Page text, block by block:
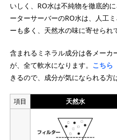
いしく、RO水は不純物を徹底的
ーターサーバーのRO水は、人工
ーも多く、天然水の味に寄せられ
含まれるミネラル成分は各メーカ
が、全て軟水になります。 こちら
きるので、成分が気になられる方
項目 天然水